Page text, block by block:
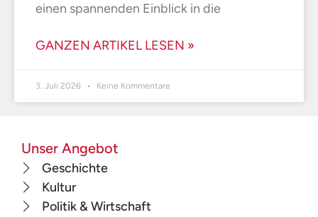
einen spannenden Einblick in die
GANZEN ARTIKEL LESEN »
3. Juli 2026 Keine Kommentare
Unser Angebot
Geschichte
Kultur
Politik & Wirtschaft